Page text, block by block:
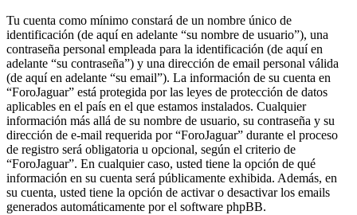
Tu cuenta como mínimo constará de un nombre único de
identificación (de aquí en adelante “su nombre de usuario”), una
contraseña personal empleada para la identificación (de aquí en
adelante “su contraseña”) y una dirección de email personal válida
(de aquí en adelante “su email”). La información de su cuenta en
“ForoJaguar” está protegida por las leyes de protección de datos
aplicables en el país en el que estamos instalados. Cualquier
información más allá de su nombre de usuario, su contraseña y su
dirección de e-mail requerida por “ForoJaguar” durante el proceso
de registro será obligatoria u opcional, según el criterio de
“ForoJaguar”. En cualquier caso, usted tiene la opción de qué
información en su cuenta será públicamente exhibida. Además, en
su cuenta, usted tiene la opción de activar o desactivar los emails
generados automáticamente por el software phpBB.